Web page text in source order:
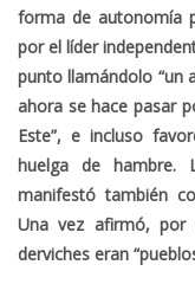
forma de autonomía
por el líder
punto llamándolo “un
ahora se hace pasar
Este”, e incluso
huelga de hambre.
manifestó también
Una vez afirmó, por
derviches eran